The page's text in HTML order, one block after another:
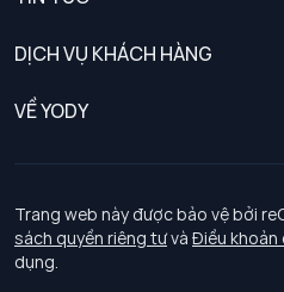
DỊCH VỤ KHÁCH HÀNG
Chính sách khách hàng thân thiết
Chính sách bảo vệ dữ liệu cá nhân
Chính sách thanh toán, giao nhận
VỀ YODY
Tuyển dụng
Trang web này được bảo vệ bởi
sách quyền riêng tưvà Điều khoản
dụng.